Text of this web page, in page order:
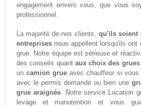
engagement envers vous, que vous
professionnel.
La majorité de nos clients, qu'ils soient
entreprisesnous appellent lorsqu'ils ont
grue. Notre équipe est sérieuse et
des conseils quant aux choix des grues
un camion grueavec chauffeur si vous
avec le permis demandé ou bien une
grue araignée. Notre service Location
levage et manutention et vous